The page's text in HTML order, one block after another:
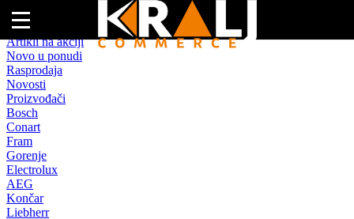
Naslovna
Artikli na akciji
Novo u ponudi
Rasprodaja
Novosti
Proizvođači
Bosch
Conart
Fram
Gorenje
Electrolux
AEG
Končar
Liebherr